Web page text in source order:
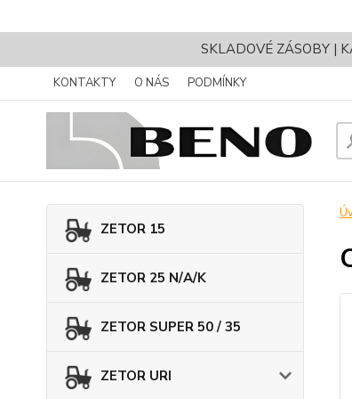
SKLADOVÉ ZÁSOBY |
KONTAKTY O NÁS PODMÍNKY
ZETOR 15
ZETOR 25 N/A/K
ZETOR SUPER 50 / 35
ZETOR URI